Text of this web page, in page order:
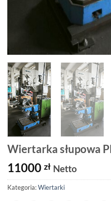
Wiertarka słupowa
11000 zł Netto
Kategoria:Wiertarki